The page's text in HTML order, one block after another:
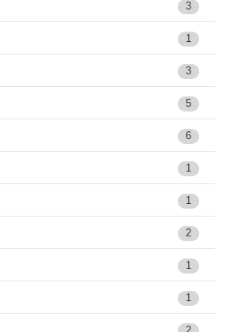
3
1
3
5
6
1
1
2
1
1